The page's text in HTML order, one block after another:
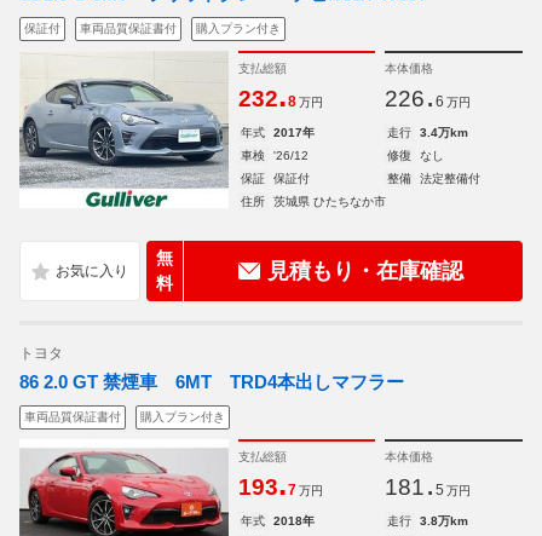
保証付 車両品質保証書付 購入プラン付き
支払総額
232.8 万円
本体価格
226. 6 万円
年式 2017年 走行
3.4万km
車検
'26/12 修復
なし
保証
保証付 整備
法定整備付
住所
茨城県 ひたちなか市
無
料
見積もり・在庫確認
トヨタ
86 2.0 GT 禁煙車 6MT TRD4本出しマフラー
車両品質保証書付 購入プラン付き
支払総額
193.7 万円
本体価格
181. 5 万円
年式 2018年 走行
3.8万km